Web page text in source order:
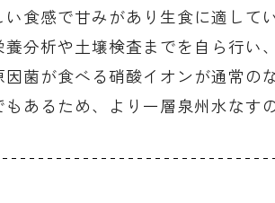
食感で甘みがあり生食に適して
分析や土壌検査までを自ら行い
菌が食べる硝酸イオンが通常の
あるため、より一層泉州水なす